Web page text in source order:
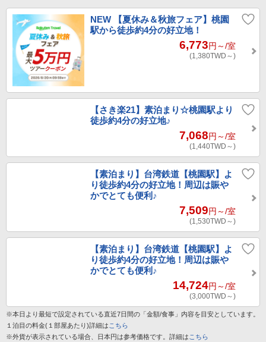
NEW 【夏休み＆秋旅フェア】桃園
駅から徒歩約4分の好立地！
6,773円～/室
(1,380TWD～)
【さき楽21】素泊まり☆桃園駅より
徒歩約4分の好立地♪
7,068円～/室
(1,440TWD～)
【素泊まり】台湾鉄道【桃園駅】よ
り徒歩約4分の好立地！周辺は賑や
かでとても便利♪
7,509円～/室
(1,530TWD～)
【素泊まり】台湾鉄道【桃園駅】よ
り徒歩約4分の好立地！周辺は賑や
かでとても便利♪
14,724円～/室
(3,000TWD～)
※本日より最短で設定されている直近7日間の「金額/食事」内容を目安としています。
１泊目の料金(１部屋あたり)詳細は こちら
※外貨が表示されている場合、日本円は参考価格です。詳細は こちら